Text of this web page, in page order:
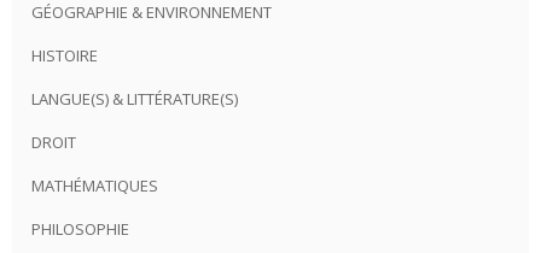
GÉOGRAPHIE & ENVIRONNEMENT
HISTOIRE
LANGUE(S) & LITTÉRATURE(S)
DROIT
MATHÉMATIQUES
PHILOSOPHIE